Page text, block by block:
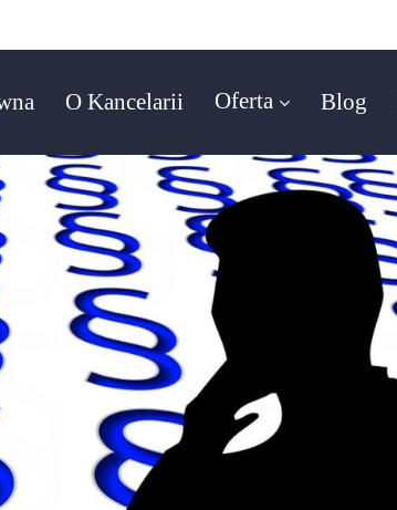
O Kancelarii Oferta Blog